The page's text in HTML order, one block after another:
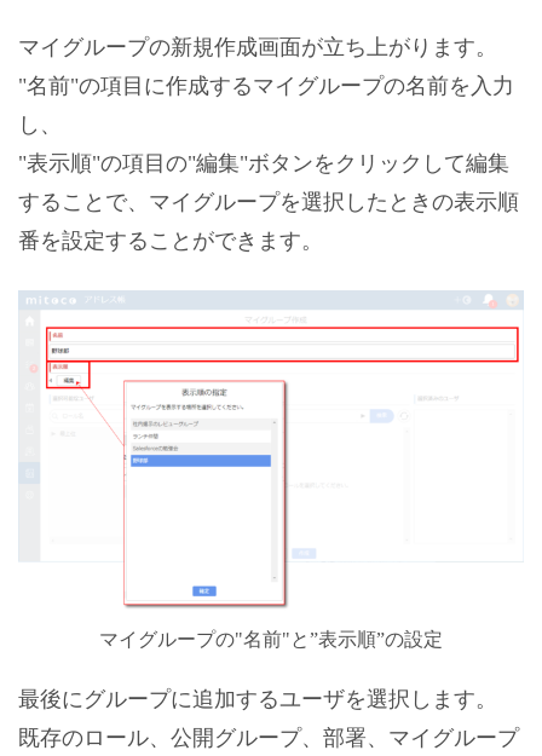
マイグループの新規作成画面が立ち上がります。
"名前"の項目に作成するマイグループの名前を入力
し、
"表示順"の項目の"編集"ボタンをクリックして編集
することで、マイグループを選択したときの表示順
番を設定することができます。
マイグループの"名前"と”表示順”の設定
最後にグループに追加するユーザを選択します。
既存のロール、公開グループ、部署、マイグループ